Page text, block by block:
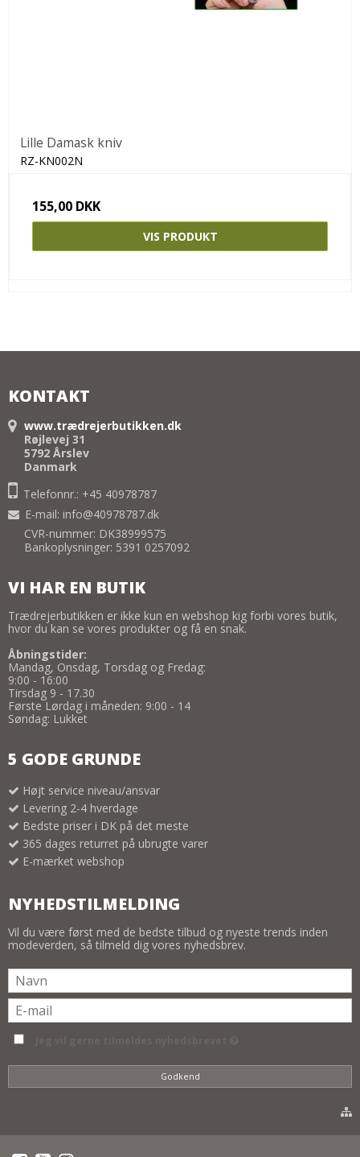
Lille Damask kniv
RZ-KN002N
155,00 DKK
VIS PRODUKT
KONTAKT
www.trædrejerbutikken.dk
Røjlevej 31
5792 Årslev
Danmark
Telefonnr.: +45 40978787
E-mail: info@40978787.dk
CVR-nummer: DK38999575
Bankoplysninger: 5391 0257092
VI HAR EN BUTIK
Trædrejerbutikken er ikke kun en webshop kig forbi vores butik,
hvor du kan se vores produkter og få en snak.
Åbningstider:
Mandag, Onsdag, Torsdag og Fredag:
9:00 - 16:00
Tirsdag 9 - 17.30
Første Lørdag i måneden: 9:00 - 14
Søndag: Lukket
5 GODE GRUNDE
Højt service niveau/ansvar
Levering 2-4 hverdage
Bedste priser i DK på det meste
365 dages returret på ubrugte varer
E-mærket webshop
NYHEDSTILMELDING
Vil du være først med de bedste tilbud og nyeste trends inden
modeverden, så tilmeld dig vores nyhedsbrev.
Godkend